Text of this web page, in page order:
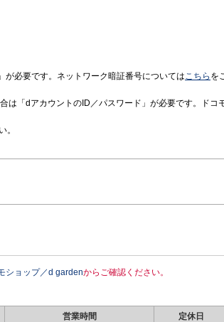
が必要です。ネットワーク暗証番号についてはこちら を
は「dアカウントのID／パスワード」が必要です。ドコ
。
ショップ／d gardenからご確認ください。
営業時間 定休日